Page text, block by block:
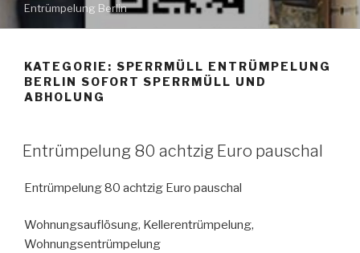
Entrümpelung Berlin
KATEGORIE: SPERRMÜLL ENTRÜMPELUNG
BERLIN SOFORT SPERRMÜLL UND
ABHOLUNG
VERÖFFENTLICHT
AM
Entrümpelung 80 achtzig Euro pauschal
Entrümpelung 80 achtzig Euro pauschal
Wohnungsauflösung, Kellerentrümpelung,
Wohnungsentrümpelung